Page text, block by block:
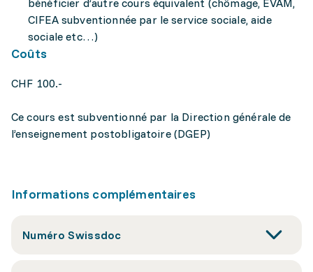
bénéficier d’autre cours équivalent (chômage, EVAM,
CIFEA subventionnée par le service sociale, aide
sociale etc…)
Coûts
CHF 100.-
Ce cours est subventionné par la Direction générale de
l’enseignement postobligatoire (DGEP)
Informations complémentaires
Numéro Swissdoc